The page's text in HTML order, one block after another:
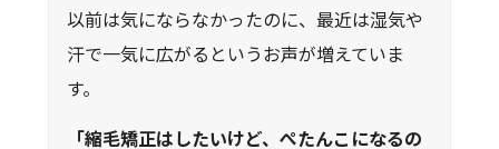
以前は気にならなかったのに、最近は湿気や
汗で一気に広がるというお声が増えていま
す。
「縮毛矯正はしたいけど、ぺたんこになるの